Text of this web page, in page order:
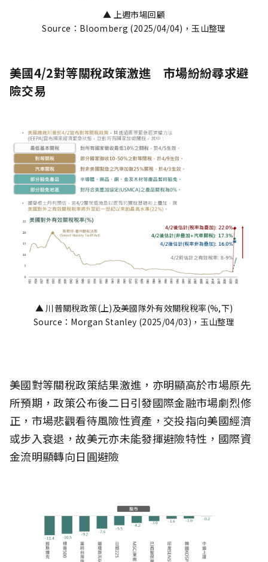
▲ 上週市場回顧
Source：Bloomberg (2025/04/04)，玉山整理
美國4/2對等關稅政策激進 市場紛紛尋求避
險交易
▲ 川普關稅政策(上)及美國隊外有效關稅稅率(%,下)
Source：Morgan Stanley (2025/04/03)，玉山整理
美國對等關稅政策結果激進，亦明顯高於市場原先
所預期，政策公布後二日引發國際金融市場劇烈修
正，市場悲觀看待風險性資產，交投指向美國經濟
或步入衰退，故美元亦未能發揮避險特性，國際資
金流明顯轉向日圓避險